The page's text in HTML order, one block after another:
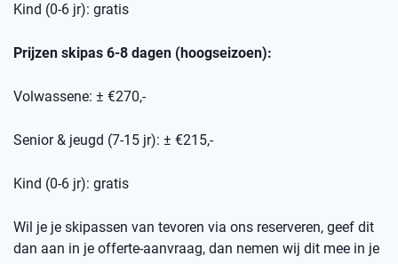
Kind (0-6 jr): gratis
Prijzen skipas 6-8 dagen (hoogseizoen):
Volwassene: ± €270,-
Senior & jeugd (7-15 jr): ± €215,-
Kind (0-6 jr): gratis
Wil je je skipassen van tevoren via ons reserveren, geef dit
dan aan in je offerte-aanvraag, dan nemen wij dit mee in je